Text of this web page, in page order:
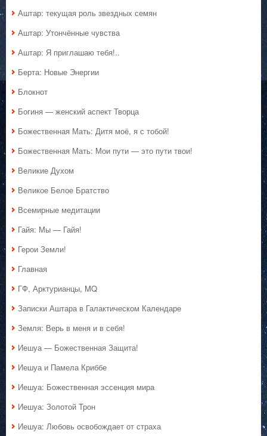
Аштар: текущая роль звездных семян
Аштар: Утончённые чувства
Аштар: Я приглашаю тебя!..
Берта: Новые Энергии
Блокнот
Богиня — женский аспект Творца
Божественная Мать: Дитя моё, я с тобой!
Божественная Мать: Мои пути — это пути твои!
Великие Духом
Великое Белое Братство
Всемирные медитации
Гайя: Мы — Гайя!
Герои Земли!
Главная
ГФ, Арктурианцы, MQ
Записки Аштара в Галактическом Календаре
Земля: Верь в меня и в себя!
Иешуа — Божественная Защита!
Иешуа и Памела Криббе
Иешуа: Божественная эссенция мира
Иешуа: Золотой Трон
Иешуа: Любовь освобождает от страха